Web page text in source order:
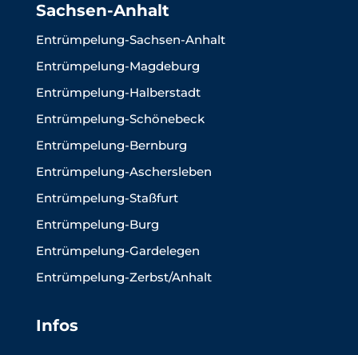
Sachsen-Anhalt
Entrümpelung-Sachsen-Anhalt
Entrümpelung-Magdeburg
Entrümpelung-Halberstadt
Entrümpelung-Schönebeck
Entrümpelung-Bernburg
Entrümpelung-Aschersleben
Entrümpelung-Staßfurt
Entrümpelung-Burg
Entrümpelung-Gardelegen
Entrümpelung-Zerbst/Anhalt
Infos